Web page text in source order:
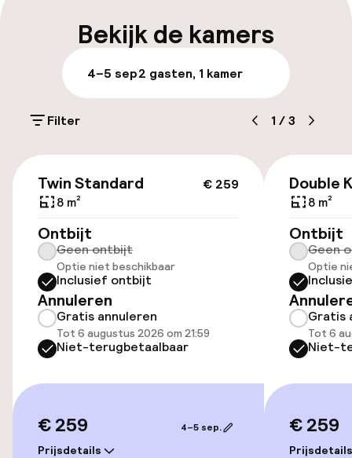
Meertalige medewerkers
Bagageruimte
Parkeergelegenheid op eigen terrein
(buiten)
Openbaar parkeren
Toegankelijkheid
Overal rolstoeltoegankelijk
Lift
Zwemmen & wellness
Bekijk de kamers
4–5 sep2 gasten, 1 kamer
Filter 1 /3
€ 259
Twin Standard
8 m²
Ontbijt
Geen ontbijt
Optie niet beschikbaar
Inclusief ontbijt
Annuleren
Gratis annuleren
Tot 6 augustus 2026 om 21:59
Niet-terugbetaalbaar
€ 259
Prijsdetails
4–5 sep.
Double
8 m²
Ontbijt
Geen
Optie
Gratis
Tot 6
Niet-
€ 259
Prijsdetails